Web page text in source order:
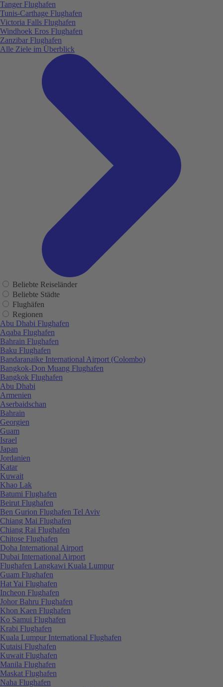
Tanger Flughafen
Tunis-Carthage Flughafen
Victoria Falls Flughafen
Windhoek Eros Flughafen
Zanzibar Flughafen
Alle Ziele im Überblick
Beliebte Reiseländer
Beliebte Städte
Flughäfen
Regionen
Abu Dhabi Flughafen
Aqaba Flughafen
Bahrain Flughafen
Baku Flughafen
Bandaranaike International Airport (Colombo)
Bangkok-Don Muang Flughafen
Bangkok Flughafen
Abu Dhabi
Armenien
Aserbaidschan
Bahrain
Georgien
Guam
Israel
Japan
Jordanien
Katar
Kuwait
Khao Lak
Batumi Flughafen
Beirut Flughafen
Ben Gurion Flughafen Tel Aviv
Chiang Mai Flughafen
Chiang Rai Flughafen
Chitose Flughafen
Doha International Airport
Dubai International Airport
Flughafen Langkawi Kuala Lumpur
Guam Flughafen
Hat Yai Flughafen
Incheon Flughafen
Johor Bahru Flughafen
Khon Kaen Flughafen
Ko Samui Flughafen
Krabi Flughafen
Kuala Lumpur International Flughafen
Kutaisi Flughafen
Kuwait Flughafen
Manila Flughafen
Maskat Flughafen
Naha Flughafen